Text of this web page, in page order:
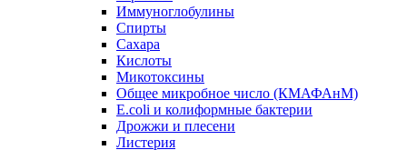
Иммуноглобулины
Спирты
Сахара
Кислоты
Микотоксины
Общее микробное число (КМАФАнМ)
E.coli и колиформные бактерии
Дрожжи и плесени
Листерия